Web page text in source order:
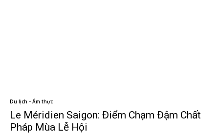
Du lịch - Ẩm thực
Le Méridien Saigon: Điểm Chạm Đậm Chất
Pháp Mùa Lễ Hội